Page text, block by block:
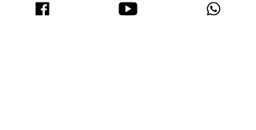
总结：为什么选择 MyITS.co